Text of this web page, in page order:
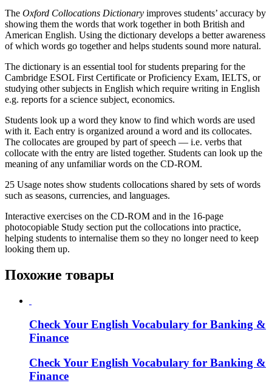
The Oxford Collocations Dictionary improves students’ accuracy by
showing them the words that work together in both British and
American English. Using the dictionary develops a better awareness
of which words go together and helps students sound more natural.
The dictionary is an essential tool for students preparing for the
Cambridge ESOL First Certificate or Proficiency Exam, IELTS, or
studying other subjects in English which require writing in English
e.g. reports for a science subject, economics.
Students look up a word they know to find which words are used
with it. Each entry is organized around a word and its collocates.
The collocates are grouped by part of speech — i.e. verbs that
collocate with the entry are listed together. Students can look up the
meaning of any unfamiliar words on the CD-ROM.
25 Usage notes show students collocations shared by sets of words
such as seasons, currencies, and languages.
Interactive exercises on the CD-ROM and in the 16-page
photocopiable Study section put the collocations into practice,
helping students to internalise them so they no longer need to keep
looking them up.
Похожие товары
Check Your English Vocabulary for Banking &
Finance
Check Your English Vocabulary for Banking &
Finance